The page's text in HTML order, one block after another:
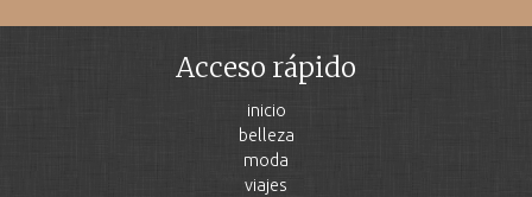
Acceso rápido
inicio
belleza
moda
viajes